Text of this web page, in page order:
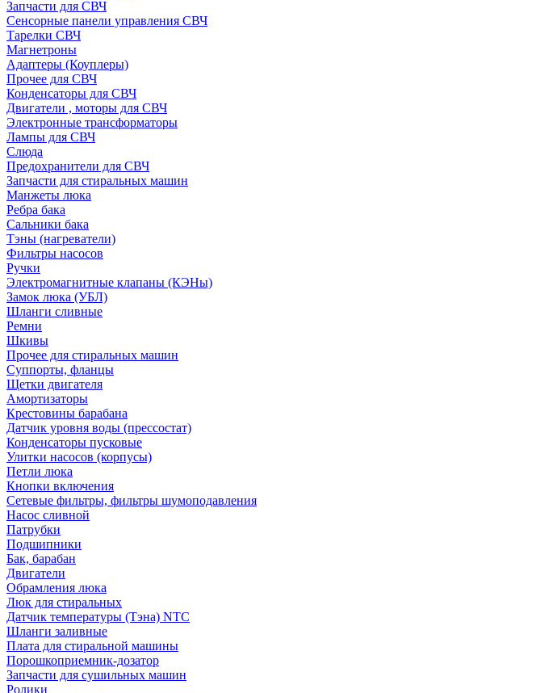
Запчасти для СВЧ
Сенсорные панели управления СВЧ
Тарелки СВЧ
Магнетроны
Адаптеры (Коуплеры)
Прочее для СВЧ
Конденсаторы для СВЧ
Двигатели , моторы для СВЧ
Электронные трансформаторы
Лампы для СВЧ
Слюда
Предохранители для СВЧ
Запчасти для стиральных машин
Манжеты люка
Ребра бака
Сальники бака
Тэны (нагреватели)
Фильтры насосов
Ручки
Электромагнитные клапаны (КЭНы)
Замок люка (УБЛ)
Шланги сливные
Ремни
Шкивы
Прочее для стиральных машин
Суппорты, фланцы
Щетки двигателя
Амортизаторы
Крестовины барабана
Датчик уровня воды (прессостат)
Конденсаторы пусковые
Улитки насосов (корпусы)
Петли люка
Кнопки включения
Сетевые фильтры, фильтры шумоподавления
Насос сливной
Патрубки
Подшипники
Бак, барабан
Двигатели
Обрамления люка
Люк для стиральных
Датчик температуры (Тэна) NTC
Шланги заливные
Плата для стиральной машины
Порошкоприемник-дозатор
Запчасти для сушильных машин
Ролики